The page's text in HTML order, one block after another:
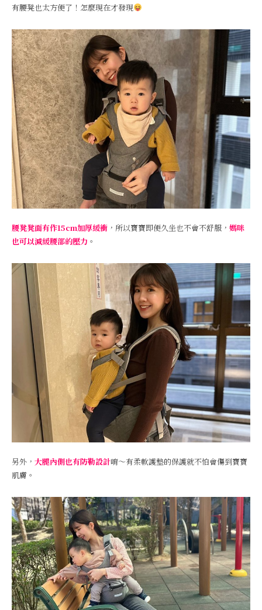
有腰凳也太方便了！怎麼現在才發現
腰凳凳面有作15cm加厚緩衝 ，所以寶寶即便久坐也不會不舒服， 媽咪
也可以減緩腰部的壓力 。
另外， 大腿內側也有防勒設計唷～有柔軟護墊的保護就不怕會傷到寶寶
肌膚。